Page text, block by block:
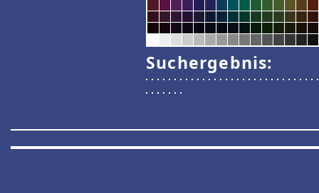
Suchergebnis: